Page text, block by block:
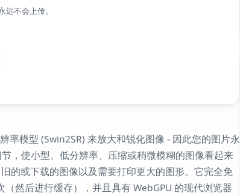
不会上传。
率模型 (Swin2SR) 来放大和锐化图像 - 因此您的图片永
，使小型、低分辨率、压缩或稍微模糊的图像看起来
的或下载的图像以及需要打印更大的图形。它完全免
然后进行缓存），并且具有 WebGPU 的现代浏览器